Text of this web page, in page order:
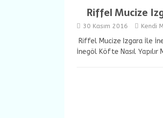
Riffel Mucize
30 Kasım 2016 Kendi
Riffel Mucize Izgara İle
İnegöl Köfte Nasıl